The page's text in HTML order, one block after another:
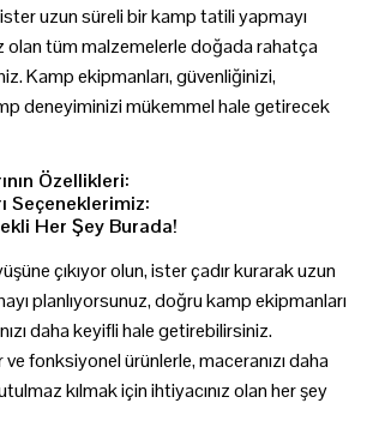
uzun süreli bir kamp tatili yapmayı
olan tüm malzemelerle doğada rahatça
Kamp ekipmanları, güvenliğinizi,
deneyiminizi mükemmel hale getirecek
Özellikleri:
Seçeneklerimiz:
Her Şey Burada!
çıkıyor olun, ister çadır kurarak uzun
planlıyorsunuz, doğru kamp ekipmanları
daha keyifli hale getirebilirsiniz.
ve fonksiyonel ürünlerle, maceranızı daha
kılmak için ihtiyacınız olan her şey